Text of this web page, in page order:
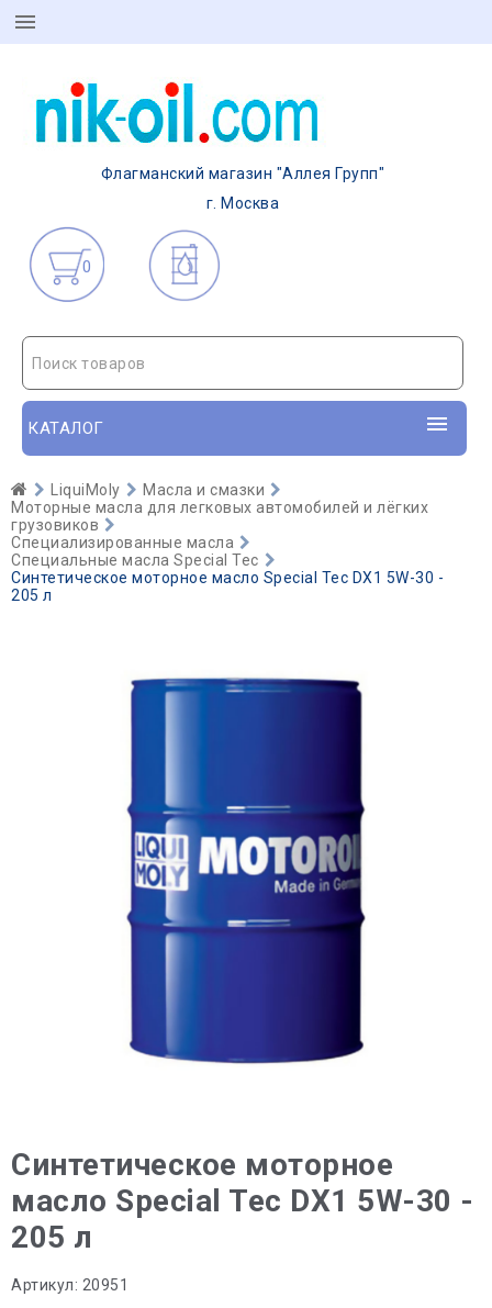
Флагманский магазин "Аллея Групп"
г. Москва
0
Поиск товаров
КАТАЛОГ
LiquiMoly
Масла и смазки
Моторные масла для легковых автомобилей и лёгких
грузовиков
Специализированные масла
Специальные масла Special Tec
Синтетическое моторное масло Special Tec DX1 5W-30 -
205 л
Синтетическое моторное
масло Special Tec DX1 5W-30 -
205 л
Артикул: 20951